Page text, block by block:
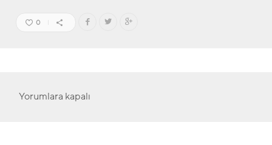
0
Yorumlara kapalı